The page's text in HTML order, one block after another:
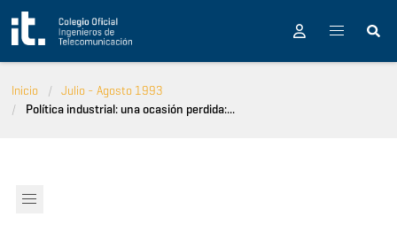
Pasar al contenido principal
Inicio
Julio - Agosto 1993
Política industrial: una ocasión perdida:...